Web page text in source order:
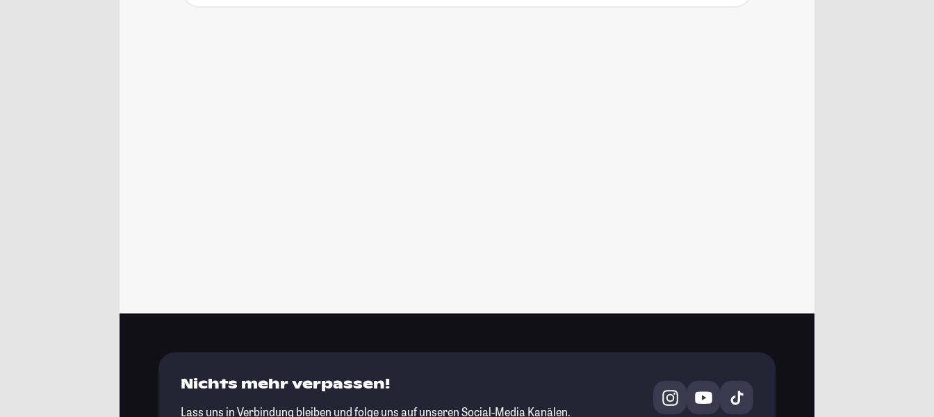
Nichts mehr verpassen!
Lass uns in Verbindung bleiben und folge uns auf unseren Social-Media Kanälen.